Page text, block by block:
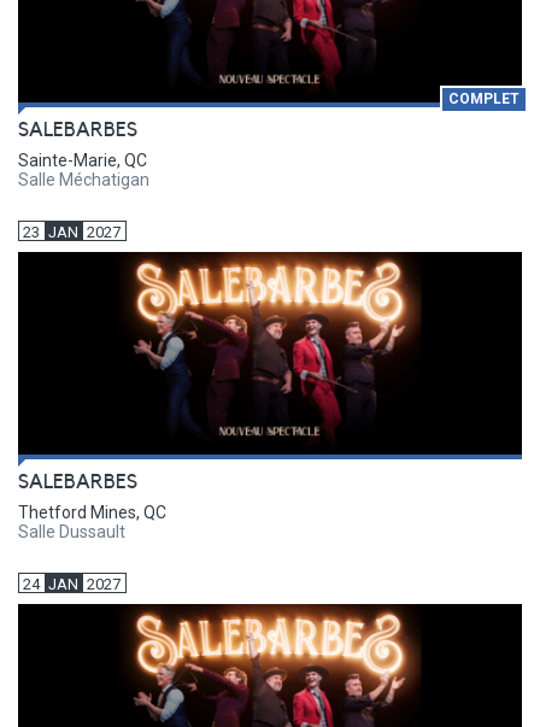
COMPLET
SALEBARBES
Sainte-Marie, QC
Salle Méchatigan
23 JAN 2027
SALEBARBES
Thetford Mines, QC
Salle Dussault
24 JAN 2027